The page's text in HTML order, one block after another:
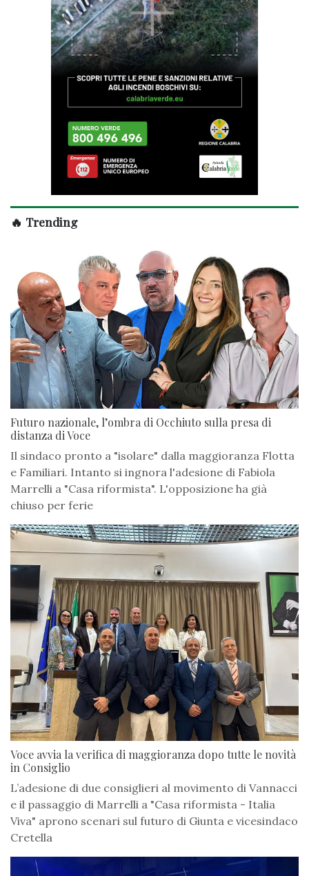
🔥 Trending
Futuro nazionale, l’ombra di Occhiuto sulla presa di
distanza di Voce
Il sindaco pronto a "isolare" dalla maggioranza Flotta
e Familiari. Intanto si ingnora l'adesione di Fabiola
Marrelli a "Casa riformista". L'opposizione ha già
chiuso per ferie
Voce avvia la verifica di maggioranza dopo tutte le novità
in Consiglio
L’adesione di due consiglieri al movimento di Vannacci
e il passaggio di Marrelli a "Casa riformista - Italia
Viva" aprono scenari sul futuro di Giunta e vicesindaco
Cretella